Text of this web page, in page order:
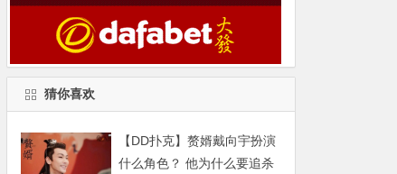
猜你喜欢
【DD扑克】赘婿戴向宇扮演
什么角色？ 他为什么要追杀